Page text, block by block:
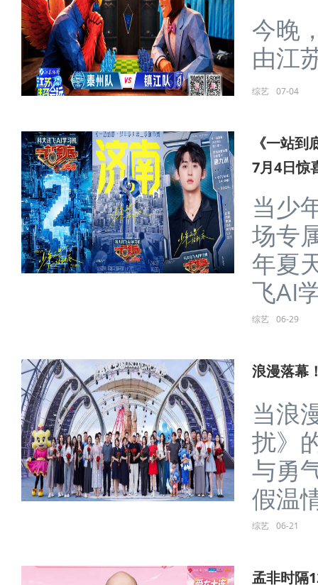
今晚
由江
综艺 07-04
《一站
7月4日惊
当少
场专
年夏
飞AI
综艺 06-29
浪漫落幕
当浪
扰》
与勇
假温
综艺 06-21
孟非时隔